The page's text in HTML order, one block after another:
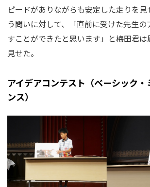
ピードがありながらも安定した走りを
う問いに対して、「直前に受けた先生
すことができたと思います」と梅田君は
見せた。
アイデアコンテスト（ベーシック
ンス）